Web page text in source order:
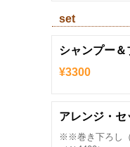
set
シャンプー＆
¥3300
アレンジ・セ
※※巻き下ろし